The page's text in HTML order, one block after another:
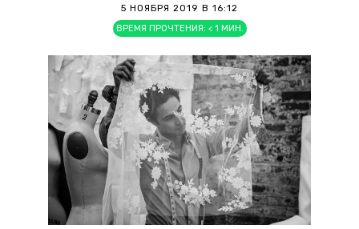
5 НОЯБРЯ 2019 В 16:12
ВРЕМЯ ПРОЧТЕНИЯ: < 1 МИН.